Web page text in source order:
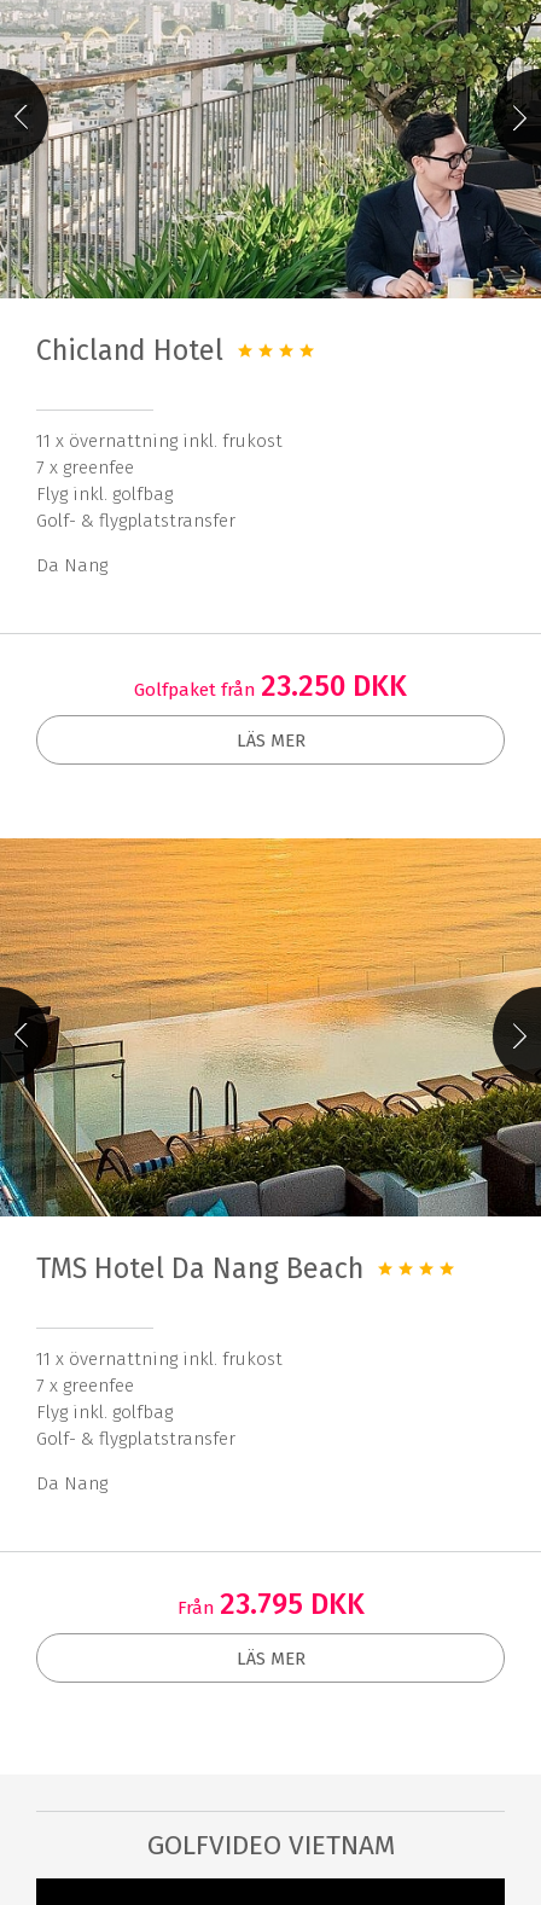
Chicland Hotel
11 x övernattning inkl. frukost
7 x greenfee
Flyg inkl. golfbag
Golf- & flygplatstransfer
Da Nang
Golfpaket från 23.250 DKK
LÄS MER
TMS Hotel Da Nang Beach
11 x övernattning inkl. frukost
7 x greenfee
Flyg inkl. golfbag
Golf- & flygplatstransfer
Da Nang
Från 23.795 DKK
LÄS MER
GOLFVIDEO VIETNAM